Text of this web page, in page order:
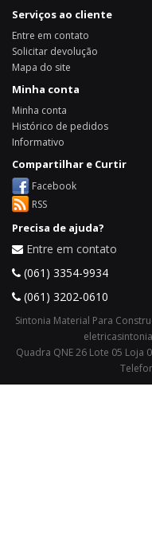
Serviços ao cliente
Entre em contato
Solicitar devolução
Mapa do site
Minha conta
Minha conta
Histórico de pedidos
Informativo
Compartilhar e Curtir
Facebook
RSS
Precisa de ajuda?
Entre em contato
(061) 3354-9934
(061) 3202-0610
Sintonia Material Para
Quadra QNE 26 Lote 05 Loja